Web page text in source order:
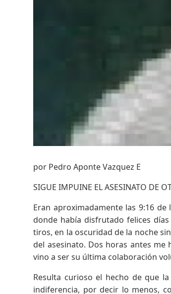
por Pedro Aponte Vazquez E
SIGUE IMPUINE EL ASESINATO DE
Eran aproximadamente las 9:16
donde había disfrutado felices
tiros, en la oscuridad de la noche
del asesinato. Dos horas antes
vino a ser su última colaboración
Resulta curioso el hecho de que
indiferencia, por decir lo menos,